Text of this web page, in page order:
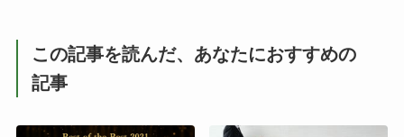
この記事を読んだ、あなたにおすすめの
記事